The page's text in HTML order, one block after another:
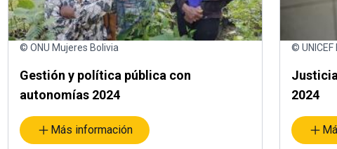
© ONU Mujeres Bolivia
Gestión y política pública con
autonomías 2024
Más información
© UNICEF
2024